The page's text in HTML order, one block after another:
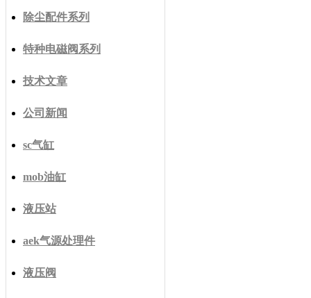
除尘配件系列
特种电磁阀系列
技术文章
公司新闻
sc气缸
mob油缸
液压站
aek气源处理件
液压阀